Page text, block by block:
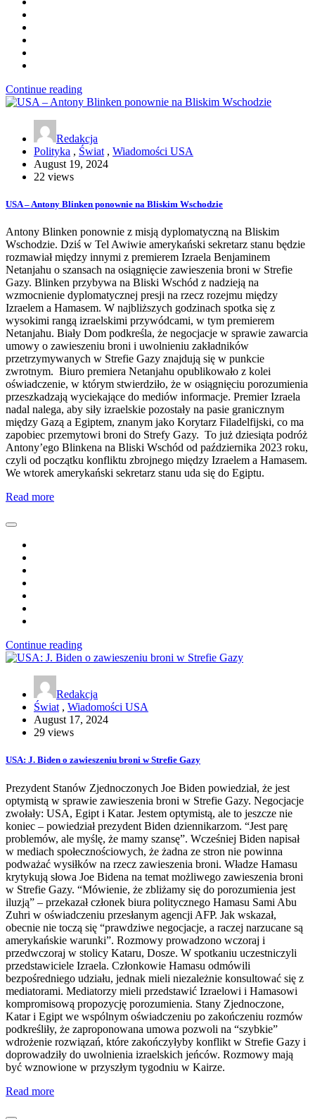
Continue reading
Redakcja
Polityka , Świat , Wiadomości USA
August 19, 2024
22 views
USA – Antony Blinken ponownie na Bliskim Wschodzie
Antony Blinken ponownie z misją dyplomatyczną na Bliskim
Wschodzie. Dziś w Tel Awiwie amerykański sekretarz stanu będzie
rozmawiał między innymi z premierem Izraela Benjaminem
Netanjahu o szansach na osiągnięcie zawieszenia broni w Strefie
Gazy. Blinken przybywa na Bliski Wschód z nadzieją na
wzmocnienie dyplomatycznej presji na rzecz rozejmu między
Izraelem a Hamasem. W najbliższych godzinach spotka się z
wysokimi rangą izraelskimi przywódcami, w tym premierem
Netanjahu. Biały Dom podkreśla, że negocjacje w sprawie zawarcia
umowy o zawieszeniu broni i uwolnieniu zakładników
przetrzymywanych w Strefie Gazy znajdują się w punkcie
zwrotnym. Biuro premiera Netanjahu opublikowało z kolei
oświadczenie, w którym stwierdziło, że w osiągnięciu porozumienia
przeszkadzają wyciekające do mediów informacje. Premier Izraela
nadal nalega, aby siły izraelskie pozostały na pasie granicznym
między Gazą a Egiptem, znanym jako Korytarz Filadelfijski, co ma
zapobiec przemytowi broni do Strefy Gazy. To już dziesiąta podróż
Antony’ego Blinkena na Bliski Wschód od października 2023 roku,
czyli od początku konfliktu zbrojnego między Izraelem a Hamasem.
We wtorek amerykański sekretarz stanu uda się do Egiptu.
Read more
Continue reading
Redakcja
Świat , Wiadomości USA
August 17, 2024
29 views
USA: J. Biden o zawieszeniu broni w Strefie Gazy
Prezydent Stanów Zjednoczonych Joe Biden powiedział, że jest
optymistą w sprawie zawieszenia broni w Strefie Gazy. Negocjacje
zwołały: USA, Egipt i Katar. Jestem optymistą, ale to jeszcze nie
koniec – powiedział prezydent Biden dziennikarzom. “Jest parę
problemów, ale myślę, że mamy szansę”. Wcześniej Biden napisał
w mediach społecznościowych, że żadna ze stron nie powinna
podważać wysiłków na rzecz zawieszenia broni. Władze Hamasu
krytykują słowa Joe Bidena na temat możliwego zawieszenia broni
w Strefie Gazy. “Mówienie, że zbliżamy się do porozumienia jest
iluzją” – przekazał członek biura politycznego Hamasu Sami Abu
Zuhri w oświadczeniu przesłanym agencji AFP. Jak wskazał,
obecnie nie toczą się “prawdziwe negocjacje, a raczej narzucane są
amerykańskie warunki”. Rozmowy prowadzono wczoraj i
przedwczoraj w stolicy Kataru, Dosze. W spotkaniu uczestniczyli
przedstawiciele Izraela. Członkowie Hamasu odmówili
bezpośredniego udziału, jednak mieli niezależnie konsultować się z
mediatorami. Mediatorzy mieli przedstawić Izraelowi i Hamasowi
kompromisową propozycję porozumienia. Stany Zjednoczone,
Katar i Egipt we wspólnym oświadczeniu po zakończeniu rozmów
podkreśliły, że zaproponowana umowa pozwoli na “szybkie”
wdrożenie rozwiązań, które zakończyłyby konflikt w Strefie Gazy i
doprowadziły do uwolnienia izraelskich jeńców. Rozmowy mają
być wznowione w przyszłym tygodniu w Kairze.
Read more